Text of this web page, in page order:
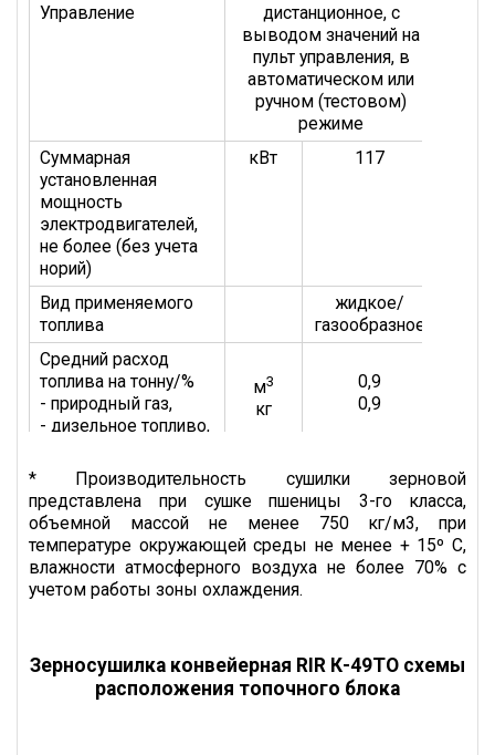
Управление
дистанционное, с
выводом значений на
пульт управления, в
автоматическом или
ручном (тестовом)
режиме
Суммарная
установленная
мощность
электродвигателей,
не более (без учета
норий)
кВт 117
Вид применяемого
топлива
жидкое/
газообразное
Средний расход
топлива на тонну/%
- природный газ,
- дизельное топливо,
м3
кг
0,9
0,9
Обслуживающий
персонал
Срок службы лет 10
Транспортный
размер сушильного
Д*Ш*В
16500 * 3490
сушильного модуля
* Производительность сушилки зерновой
представлена при сушке пшеницы 3-го класса,
объемной массой не менее 750 кг/м3, при
температуре окружающей среды не менее + 15º С,
влажности атмосферного воздуха не более 70% с
учетом работы зоны охлаждения.
Зерносушилка конвейерная RIR К-49ТО схемы
расположения топочного блока